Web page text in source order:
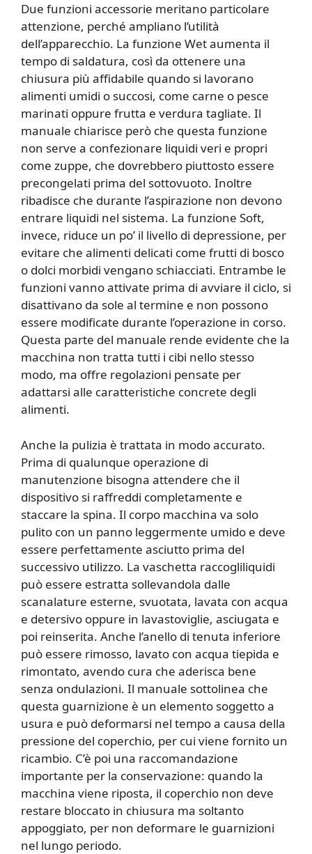
Due funzioni accessorie meritano particolare
attenzione, perché ampliano l’utilità
dell’apparecchio. La funzione Wet aumenta il
tempo di saldatura, così da ottenere una
chiusura più affidabile quando si lavorano
alimenti umidi o succosi, come carne o pesce
marinati oppure frutta e verdura tagliate. Il
manuale chiarisce però che questa funzione
non serve a confezionare liquidi veri e propri
come zuppe, che dovrebbero piuttosto essere
precongelati prima del sottovuoto. Inoltre
ribadisce che durante l’aspirazione non devono
entrare liquidi nel sistema. La funzione Soft,
invece, riduce un po’ il livello di depressione, per
evitare che alimenti delicati come frutti di bosco
o dolci morbidi vengano schiacciati. Entrambe le
funzioni vanno attivate prima di avviare il ciclo, si
disattivano da sole al termine e non possono
essere modificate durante l’operazione in corso.
Questa parte del manuale rende evidente che la
macchina non tratta tutti i cibi nello stesso
modo, ma offre regolazioni pensate per
adattarsi alle caratteristiche concrete degli
alimenti.
Anche la pulizia è trattata in modo accurato.
Prima di qualunque operazione di
manutenzione bisogna attendere che il
dispositivo si raffreddi completamente e
staccare la spina. Il corpo macchina va solo
pulito con un panno leggermente umido e deve
essere perfettamente asciutto prima del
successivo utilizzo. La vaschetta raccogliliquidi
può essere estratta sollevandola dalle
scanalature esterne, svuotata, lavata con acqua
e detersivo oppure in lavastoviglie, asciugata e
poi reinserita. Anche l’anello di tenuta inferiore
può essere rimosso, lavato con acqua tiepida e
rimontato, avendo cura che aderisca bene
senza ondulazioni. Il manuale sottolinea che
questa guarnizione è un elemento soggetto a
usura e può deformarsi nel tempo a causa della
pressione del coperchio, per cui viene fornito un
ricambio. C’è poi una raccomandazione
importante per la conservazione: quando la
macchina viene riposta, il coperchio non deve
restare bloccato in chiusura ma soltanto
appoggiato, per non deformare le guarnizioni
nel lungo periodo.